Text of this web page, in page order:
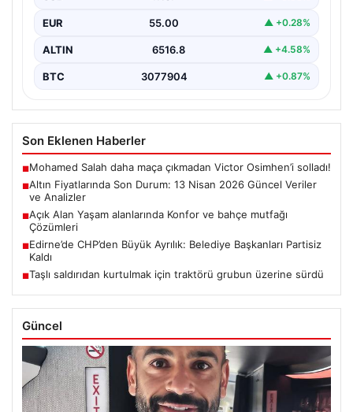
tutuyor. ABD…
EUR 55.00 ▲ +0.28%
ALTIN 6516.8 ▲ +4.58%
BTC 3077904 ▲ +0.87%
Son Eklenen Haberler
■Mohamed Salah daha maça çıkmadan Victor Osimhen’i solladı!
■Altın Fiyatlarında Son Durum: 13 Nisan 2026 Güncel Veriler
ve Analizler
■Açık Alan Yaşam alanlarında Konfor ve bahçe mutfağı
Çözümleri
■Edirne’de CHP’den Büyük Ayrılık: Belediye Başkanları Partisiz
Kaldı
■Taşlı saldırıdan kurtulmak için traktörü grubun üzerine sürdü
Güncel